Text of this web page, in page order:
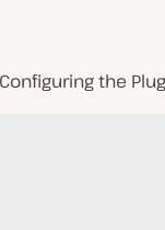
the